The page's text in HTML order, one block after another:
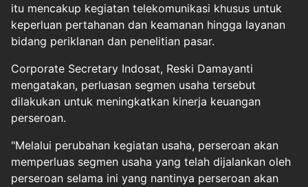
itu mencakup kegiatan telekomunikasi khusus untuk
keperluan pertahanan dan keamanan hingga layanan
bidang periklanan dan penelitian pasar.
Corporate Secretary Indosat, Reski Damayanti
mengatakan, perluasan segmen usaha tersebut
dilakukan untuk meningkatkan kinerja keuangan
perseroan.
"Melalui perubahan kegiatan usaha, perseroan akan
memperluas segmen usaha yang telah dijalankan oleh
perseroan selama ini yang nantinya perseroan akan